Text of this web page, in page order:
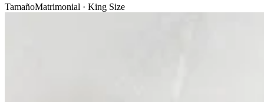
TamañoMatrimonial · King Size